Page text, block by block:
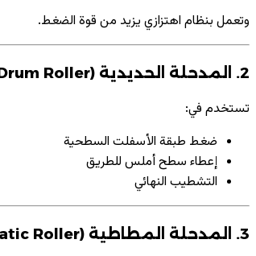
وتعمل بنظام اهتزازي يزيد من قوة الضغط.
2. المدحلة الحديدية (Steel Drum Roller)
تستخدم في:
ضغط طبقة الأسفلت السطحية
إعطاء سطح أملس للطريق
التشطيب النهائي
3. المدحلة المطاطية (Pneumatic Roller)